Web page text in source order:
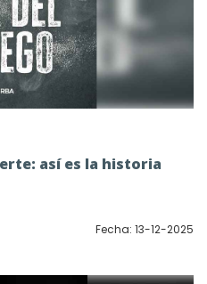
así es la historia
Fecha: 13-12-2025